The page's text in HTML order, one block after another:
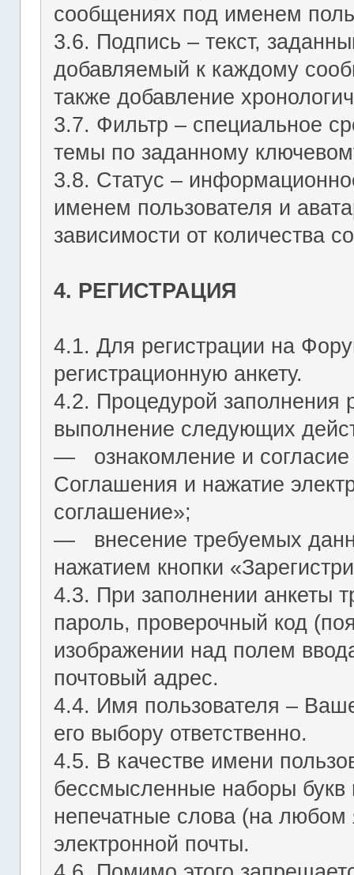
сообщениях под именем
3.6. Подпись – текст,
добавляемый к каждому
также добавление
3.7. Фильтр – специальное
темы по заданному
3.8. Статус –
именем пользователя и
зависимости от количества
4. РЕГИСТРАЦИЯ
4.1. Для регистрации на
регистрационную анкету.
4.2. Процедурой заполнения
выполнение следующих
― ознакомление и согласие
Соглашения и нажатие
соглашение»;
― внесение требуемых
нажатием кнопки
4.3. При заполнении анкеты
пароль, проверочный код
изображении над полем
почтовый адрес.
4.4. Имя пользователя –
его выбору ответственно.
4.5. В качестве имени
бессмысленные наборы
непечатные слова (на любом
электронной почты.